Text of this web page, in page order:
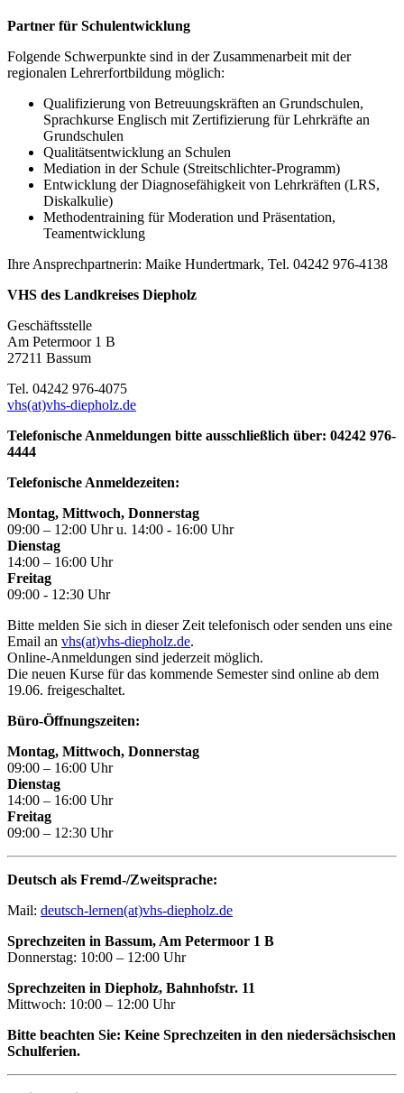
Partner für Schulentwicklung
Folgende Schwerpunkte sind in der Zusammenarbeit mit der
regionalen Lehrerfortbildung möglich:
Qualifizierung von Betreuungskräften an Grundschulen,
Sprachkurse Englisch mit Zertifizierung für Lehrkräfte an
Grundschulen
Qualitätsentwicklung an Schulen
Mediation in der Schule (Streitschlichter-Programm)
Entwicklung der Diagnosefähigkeit von Lehrkräften (LRS,
Diskalkulie)
Methodentraining für Moderation und Präsentation,
Teamentwicklung
Ihre Ansprechpartnerin: Maike Hundertmark, Tel. 04242 976-4138
VHS des Landkreises Diepholz
Geschäftsstelle
Am Petermoor 1 B
27211 Bassum
Tel. 04242 976-4075
vhs(at)vhs-diepholz.de
Telefonische Anmeldungen bitte ausschließlich über: 04242 976-
4444
Telefonische Anmeldezeiten:
Montag, Mittwoch, Donnerstag
09:00 – 12:00 Uhr u. 14:00 - 16:00 Uhr
Dienstag
14:00 – 16:00 Uhr
Freitag
09:00 - 12:30 Uhr
Bitte melden Sie sich in dieser Zeit telefonisch oder senden uns eine
Email an vhs(at)vhs-diepholz.de.
Online-Anmeldungen sind jederzeit möglich.
Die neuen Kurse für das kommende Semester sind online ab dem
19.06. freigeschaltet.
Büro-Öffnungszeiten:
Montag, Mittwoch, Donnerstag
09:00 – 16:00 Uhr
Dienstag
14:00 – 16:00 Uhr
Freitag
09:00 – 12:30 Uhr
Deutsch als Fremd-/Zweitsprache:
Mail: deutsch-lernen(at)vhs-diepholz.de
Sprechzeiten in Bassum, Am Petermoor 1 B
Donnerstag: 10:00 – 12:00 Uhr
Sprechzeiten in Diepholz, Bahnhofstr. 11
Mittwoch: 10:00 – 12:00 Uhr
Bitte beachten Sie: Keine Sprechzeiten in den niedersächsischen
Schulferien.